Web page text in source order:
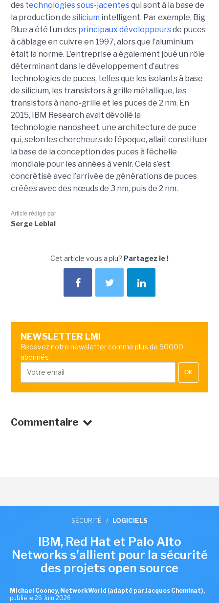
des technologies sous-jacentesqui sont à la base de
la production de silicium intelligent. Par exemple, Big
Blue a été l’un des principaux développeursde puces
à câblage en cuivre en 1997, alors que l’aluminium
était la norme. L’entreprise a également joué un rôle
déterminant dans le développement d’autres
technologies de puces, telles que les isolants à base
de silicium, les transistors à grille métallique, les
transistors à nano-grille et les puces de 2 nm. En
2015, IBM Research avait dévoilé la
technologie nanosheet, une architecture de puce
qui, selon les chercheurs de l’époque, allait constituer
la base de la conception des puces à l’échelle
mondiale pour les années à venir. Cela s’est
concrétisé avec l’arrivée de générations de puces
créées avec des nœuds de 3 nm, puis de 2 nm.
Article rédigé par
Serge Leblal
Cet article vous a plu? Partagez le !
NEWSLETTER LMI
Recevez notre newsletter comme plus de 50000
abonnés
OK
Commentaire
SÉCURITÉ / LOGICIELS
IBM, Red Hat et Palo Alto
Networks s'allient pour la sécurité
des projets open source
Michael Cooney, NetworkWorld (adapté par Jacques Cheminat) ,
publié le 26 Juin 2026